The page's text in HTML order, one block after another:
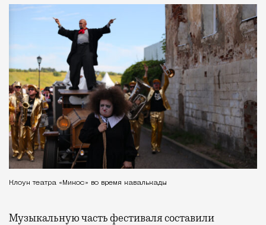
Клоун театра «Микос» во время кавалькады
Музыкальную часть фестиваля составили